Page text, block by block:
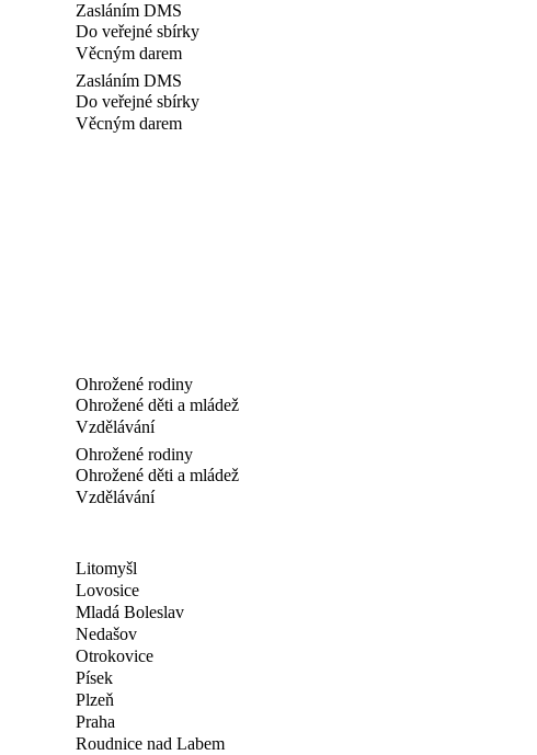
Zasláním DMS
Do veřejné sbírky
Věcným darem
Zasláním DMS
Do veřejné sbírky
Věcným darem
Ohrožené rodiny
Ohrožené děti a mládež
Vzdělávání
Ohrožené rodiny
Ohrožené děti a mládež
Vzdělávání
Litomyšl
Lovosice
Mladá Boleslav
Nedašov
Otrokovice
Písek
Plzeň
Praha
Roudnice nad Labem